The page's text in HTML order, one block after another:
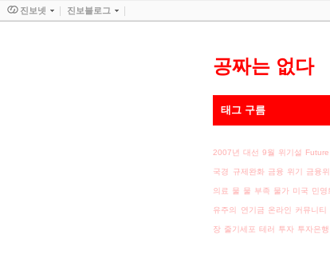
공짜는 없다
태그 구름
2007년 대선 9월 위기설
국경 규제완화 금융 위기 금융위
의료 물 물 부족 물가 미국 민영
유주의 연기금 온라인 커뮤니티
장 줄기세포 테러 투자 투자은행
진보넷 진보블로그